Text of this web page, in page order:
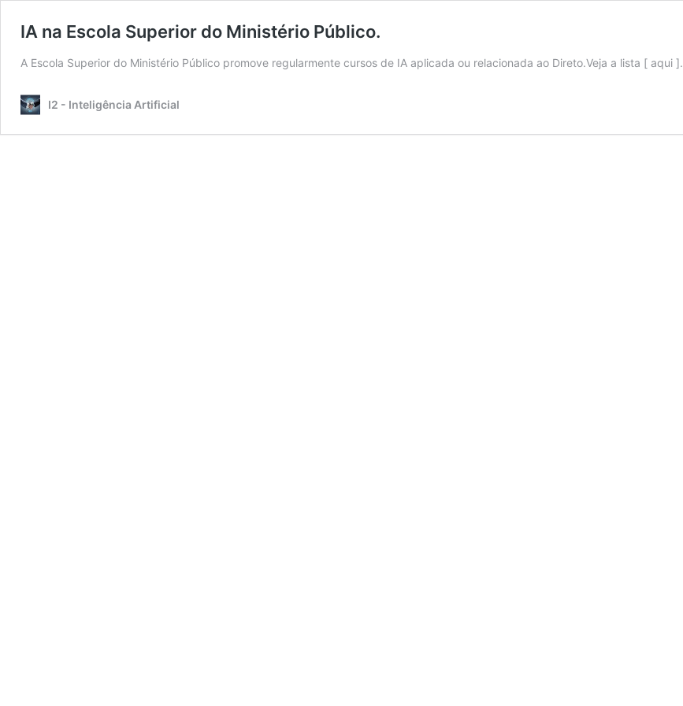
IA na Escola Superior do Ministério Público.
A Escola Superior do Ministério Público promove regularmente cursos de IA aplicada ou relacionada ao Direto.Veja a lista [ aqui ].
I2 - Inteligência Artificial